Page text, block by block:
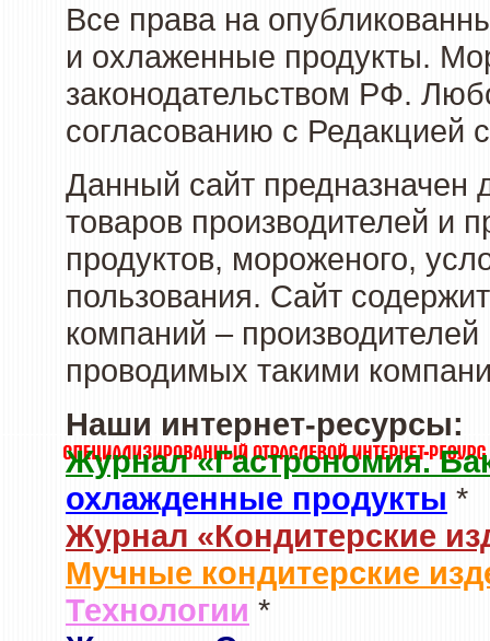
Все права на
и охлаженные продукты.
законодательством РФ.
согласованию с Редакцией
Данный сайт предназначен
товаров производителей и
продуктов, мороженого,
пользования. Сайт
компаний –
проводимых такими
Наши интернет-ресурсы:
Журнал «Гастрономия.
охлажденные продукты *
Журнал «Кондитерские
Мучные кондитерские
Технологии *